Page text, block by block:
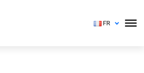
FR
pour voir cet événement